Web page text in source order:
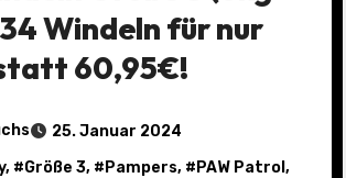
Windeln für nur
60,95€!
25. Januar 2024
, #Größe 3, # Pampers, # PAW Patrol ,